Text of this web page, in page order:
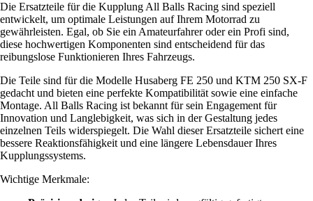
Die Ersatzteile für die Kupplung All Balls Racing sind speziell
entwickelt, um optimale Leistungen auf Ihrem Motorrad zu
gewährleisten. Egal, ob Sie ein Amateurfahrer oder ein Profi sind,
diese hochwertigen Komponenten sind entscheidend für das
reibungslose Funktionieren Ihres Fahrzeugs.
Die Teile sind für die Modelle Husaberg FE 250 und KTM 250 SX-F
gedacht und bieten eine perfekte Kompatibilität sowie eine einfache
Montage. All Balls Racing ist bekannt für sein Engagement für
Innovation und Langlebigkeit, was sich in der Gestaltung jedes
einzelnen Teils widerspiegelt. Die Wahl dieser Ersatzteile sichert eine
bessere Reaktionsfähigkeit und eine längere Lebensdauer Ihres
Kupplungssystems.
Wichtige Merkmale: